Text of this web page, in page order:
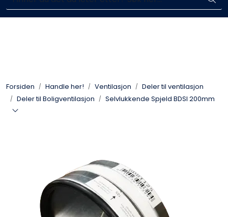
Skip to main contentEnkelt kjøp, hentes i butikk (Sandefjord)
Forsiden Handle her! Ventilasjon
Deler til ventilasjon
Deler til Boligventilasjon
Selvlukkende Spjeld BDSI 200mm
Taktekking
Bildegalleri
Våre leverandører